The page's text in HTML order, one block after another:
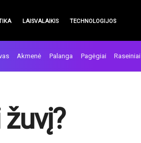
LAISVALAIKIS TECHNOLOGIJOS
Akmenė Palanga Pagėgiai Raseiniai